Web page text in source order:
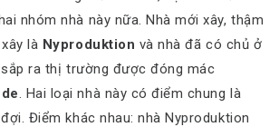
nhóm nhà này nữa. Nhà mới xây, thậm
là Nyproduktion và nhà đã có chủ ở
ra thị trường được đóng mác
. Hai loại nhà này có điểm chung là
Điểm khác nhau: nhà Nyproduktion